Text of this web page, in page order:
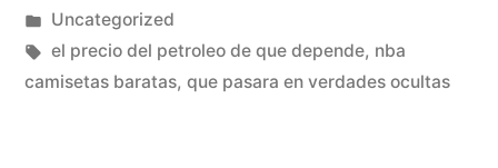
por
Publicado
en
Uncategorized
Etiquetas:
el precio del petroleo de que depende, nba
camisetas baratas, que pasara en verdades ocultas